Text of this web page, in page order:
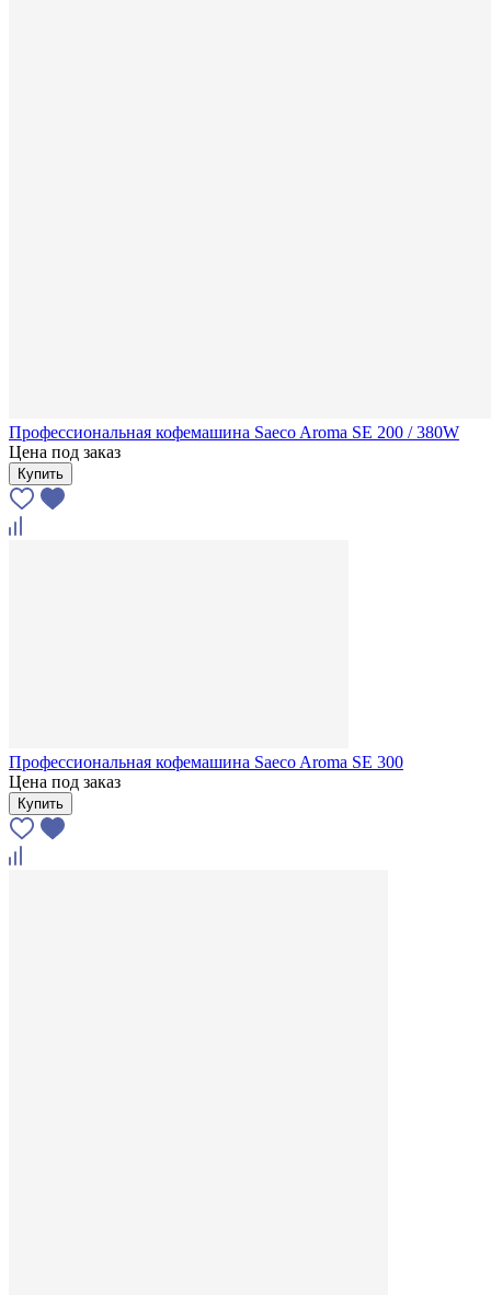
Профессиональная кофемашина Saeco Aroma SE 200 / 380W
Цена под заказ
Купить
Профессиональная кофемашина Saeco Aroma SE 300
Цена под заказ
Купить